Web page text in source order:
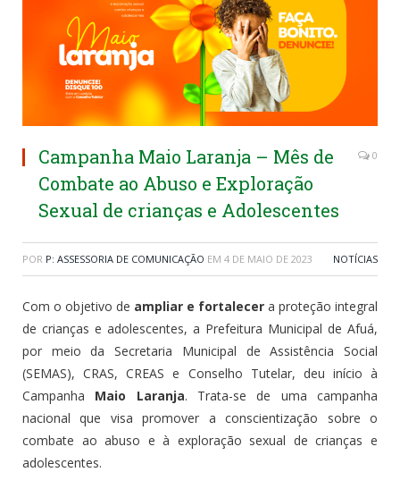
Campanha Maio Laranja – Mês de
Combate ao Abuso e Exploração
Sexual de crianças e Adolescentes
0
POR P: ASSESSORIA DE COMUNICAÇÃO EM 4 DE MAIO DE 2023 NOTÍCIAS
Com o objetivo de ampliar e fortalecer a proteção integral
de crianças e adolescentes, a Prefeitura Municipal de Afuá,
por meio da Secretaria Municipal de Assistência Social
(SEMAS), CRAS, CREAS e Conselho Tutelar, deu início à
Campanha Maio Laranja. Trata-se de uma campanha
nacional que visa promover a conscientização sobre o
combate ao abuso e à exploração sexual de crianças e
adolescentes.